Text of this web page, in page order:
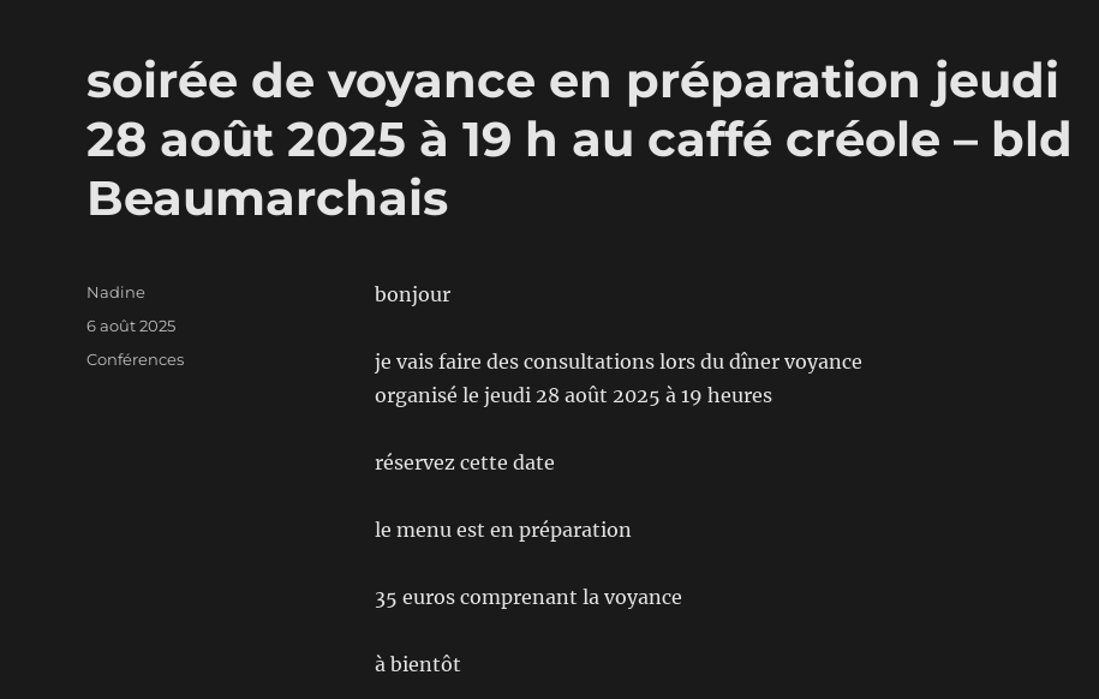
soirée de voyance en préparation jeudi
28 août 2025 à 19 h au caffé créole – bld
Beaumarchais
bonjour
je vais faire des consultations lors du dîner voyance
organisé le jeudi 28 août 2025 à 19 heures
réservez cette date
le menu est en préparation
35 euros comprenant la voyance
à bientôt
Auteur
Nadine
Publié
le
6 août 2025
Catégories
Conférences